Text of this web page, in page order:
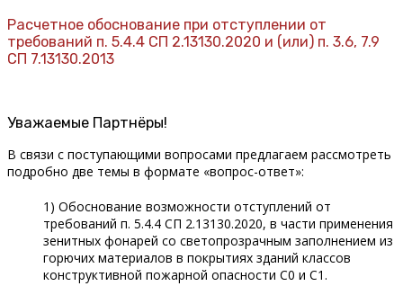
Расчетное обоснование при отступлении от
требований п. 5.4.4 СП 2.13130.2020 и (или) п. 3.6, 7.9
СП 7.13130.2013
Уважаемые Партнёры!
В связи с поступающими вопросами предлагаем рассмотреть
подробно две темы в формате «вопрос-ответ»:
1) Обоснование возможности отступлений от
требований п. 5.4.4 СП 2.13130.2020, в части применения
зенитных фонарей со светопрозрачным заполнением из
горючих материалов в покрытиях зданий классов
конструктивной пожарной опасности С0 и С1.